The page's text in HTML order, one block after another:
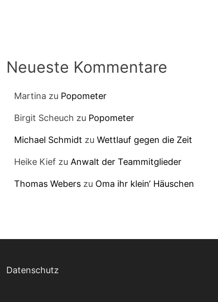
Neueste Kommentare
Martina zu Popometer
Birgit Scheuch zu Popometer
Michael Schmidt zuWettlauf gegen die Zeit
Heike Kief zuAnwalt der Teammitglieder
Thomas Webers zu Oma ihr klein‘ Häuschen
Datenschutz